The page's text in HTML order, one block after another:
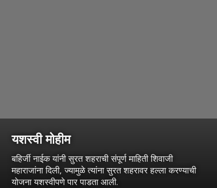
यशस्वी मोहीम
बहिर्जी नाईक यांनी सुरत शहराची संपूर्ण माहिती शिवाजी
महाराजांना दिली, ज्यामुळे त्यांना सुरत शहरावर हल्ला करण्याची
योजना यशस्वीपणे पार पाडता आली.